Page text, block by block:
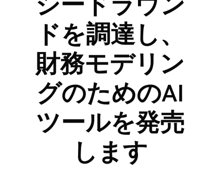
ドを調達し、
財務モデリン
グのためのAI
ツールを発売
します